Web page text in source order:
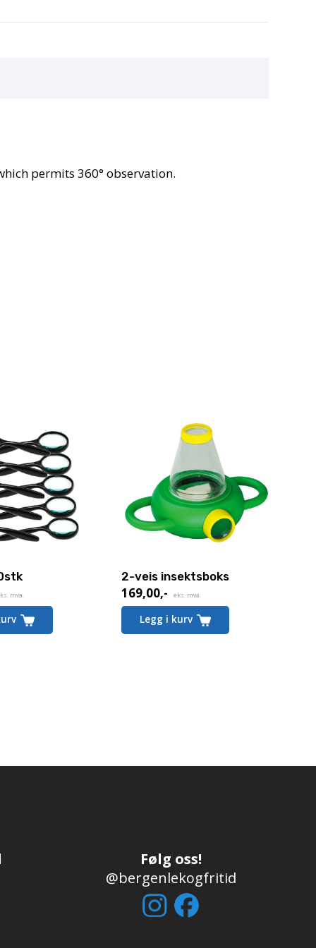
permits 360° observation.
mva.
2-veis insektsboks
169,00,- eks. mva.
Legg i kurv
Følg oss!
@bergenlekogfritid